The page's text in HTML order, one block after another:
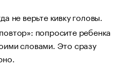
не верьте кивку головы.
попросите ребенка
словами. Это сразу